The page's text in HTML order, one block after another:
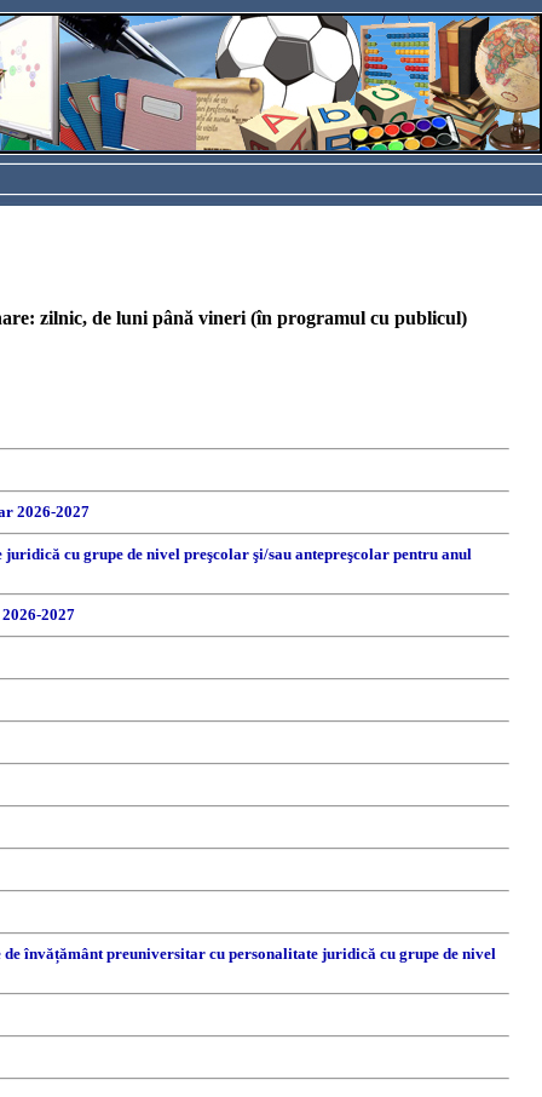
zilnic, de luni până vineri (în programul cu publicul)
2026-2027
cu grupe de nivel preşcolar şi/sau antepreşcolar pentru anul
2027
învățământ preuniversitar cu personalitate juridică cu grupe de nivel